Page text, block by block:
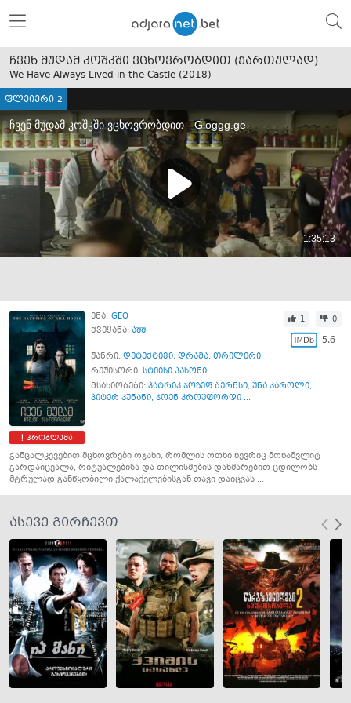
ჩვენ მუდამ კოშკში ვცხოვრობდით (ქართულად)
We Have Always Lived in the Castle (2018)
ფლეიერი 2
პრობლემა
ენა: GEO
ქვეყანა: აშშ
1 0
5.6
ჟანრი: დეტექტივი, დრამა, თრილერი
რეჟისორი: სტეისი პასონი
მსახიობები: პატრიკ ჯოზეფ ბერნსი, უნა კაროლი,
პიტერ კუნანი, ჯოენ კროუფორდი ...
განცალკევებით მცხოვრები ოჯახი, რომლის ოთხი წევრიც მოწამვლიტ
გარდაიცვალა, რიტუალებისა და თილისმების დახმარებით ცდილობს
მტრულად განწყობილი ქალაქელებისგან თავი დაიცვას ...
ასევე გირჩევთ